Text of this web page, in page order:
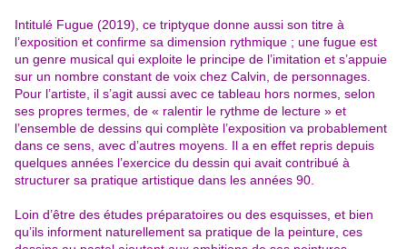
Intitulé Fugue (2019), ce triptyque donne aussi son titre à
l’exposition et confirme sa dimension rythmique ; une fugue est
un genre musical qui exploite le principe de l’imitation et s’appuie
sur un nombre constant de voix chez Calvin, de personnages.
Pour l’artiste, il s’agit aussi avec ce tableau hors normes, selon
ses propres termes, de « ralentir le rythme de lecture » et
l’ensemble de dessins qui complète l’exposition va probablement
dans ce sens, avec d’autres moyens. Il a en effet repris depuis
quelques années l’exercice du dessin qui avait contribué à
structurer sa pratique artistique dans les années 90.
Loin d’être des études préparatoires ou des esquisses, et bien
qu’ils informent naturellement sa pratique de la peinture, ces